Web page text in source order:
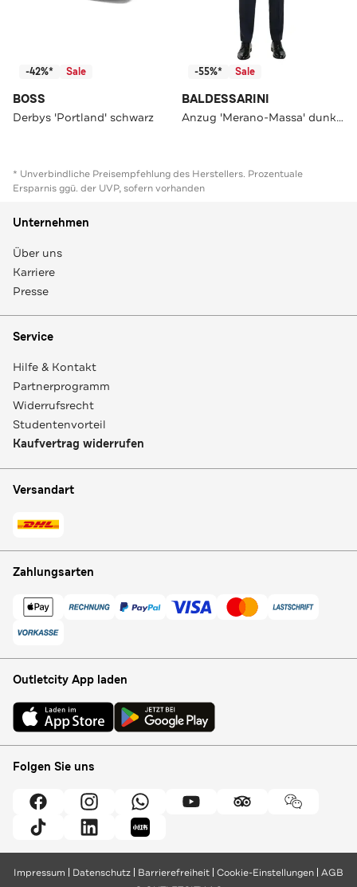
-42%* Sale
BOSS
Derbys 'Portland' schwarz
-55%* Sale
BALDESSARINI
Anzug 'Merano-Massa' dunkelblau
* Unverbindliche Preisempfehlung des Herstellers. Prozentuale
Ersparnis ggü. der UVP, sofern vorhanden
Unternehmen
Über uns
Karriere
Presse
Service
Hilfe & Kontakt
Partnerprogramm
Widerrufsrecht
Studentenvorteil
Kaufvertrag widerrufen
Versandart
Zahlungsarten
Outletcity App laden
Folgen Sie uns
Impressum Datenschutz Barrierefreiheit Cookie-Einstellungen AGB